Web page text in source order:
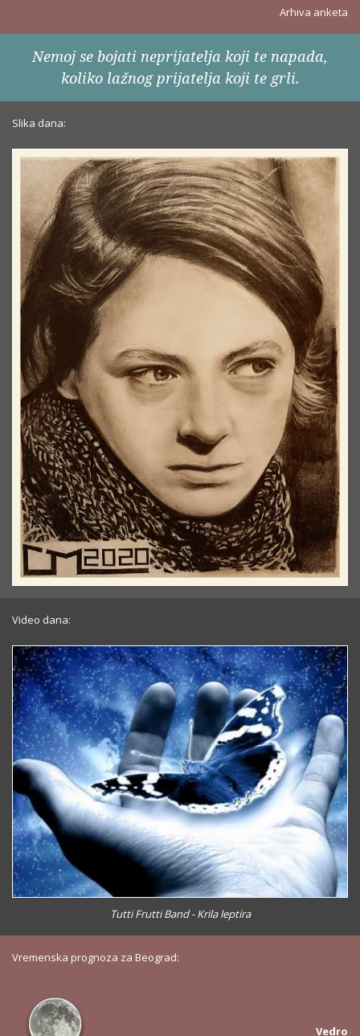
Arhiva anketa
Nemoj se bojati neprijatelja koji te napada,
koliko lažnog prijatelja koji te grli.
Slika dana:
Video dana:
Tutti Frutti Band - Krila leptira
Vremenska prognoza za Beograd:
Vedro